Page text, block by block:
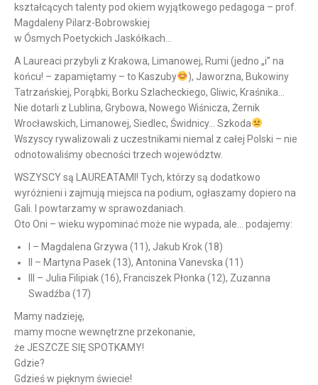
kształcących talenty pod okiem wyjątkowego pedagoga – prof.
Magdaleny Pilarz-Bobrowskiej
w Ósmych Poetyckich Jaskółkach…
A Laureaci przybyli z Krakowa, Limanowej, Rumi (jedno „i” na
końcu! – zapamiętamy – to Kaszuby
), Jaworzna, Bukowiny
Tatrzańskiej, Porąbki, Borku Szlacheckiego, Gliwic, Kraśnika…
Nie dotarli z Lublina, Grybowa, Nowego Wiśnicza, Żernik
Wrocławskich, Limanowej, Siedlec, Świdnicy… Szkoda
Wszyscy rywalizowali z uczestnikami niemal z całej Polski – nie
odnotowaliśmy obecności trzech województw.
WSZYSCY są LAUREATAMI! Tych, którzy są dodatkowo
wyróżnieni i zajmują miejsca na podium, ogłaszamy dopiero na
Gali. I powtarzamy w sprawozdaniach.
Oto Oni – wieku wypominać może nie wypada, ale… podajemy:
I – Magdalena Grzywa (11), Jakub Krok (18)
II – Martyna Pasek (13), Antonina Vanevska (11)
III – Julia Filipiak (16), Franciszek Płonka (12), Zuzanna
Swadźba (17)
Mamy nadzieję,
mamy mocne wewnętrzne przekonanie,
że JESZCZE SIĘ SPOTKAMY!
Gdzie?
Gdzieś w pięknym świecie!